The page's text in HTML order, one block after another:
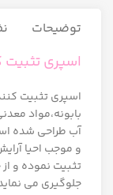
توضیحات
اسپری تثبیت کننده
اسپری تثبیت
بابونه،مواد
آب طراحی شده
و موجب احیا
تثبیت نموده و
جلوگیری می